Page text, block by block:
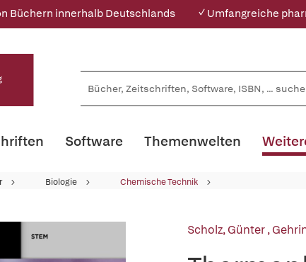
Büchern innerhalb Deutschlands ✓ Umfangreiche
Software Themenwelten
Biologie Chemische Technik
Scholz, Günter,